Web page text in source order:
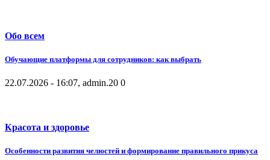
Обо всем
Обучающие платформы для сотрудников: как выбрать
22.07.2026 - 16:07, admin.20 0
Красота и здоровье
Особенности развития челюстей и формирование правильного прикуса